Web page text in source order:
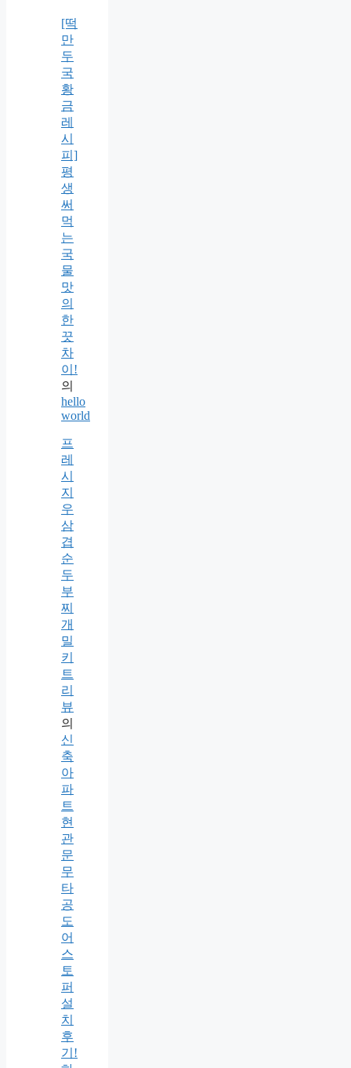
[떡
만
두
국
황
금
레
시
피]
평
생
써
먹
는
국
물
맛
의
한
끗
차
이!
의
hello
world
프
레
시
지
우
삼
겹
순
두
부
찌
개
밀
키
트
리
뷰
의
신
축
아
파
트
현
관
문
무
타
공
도
어
스
토
퍼
설
치
후
기!